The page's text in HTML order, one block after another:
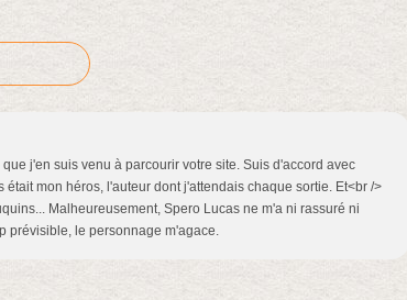
j'en suis venu à parcourir votre site. Suis d'accord avec
mon héros, l'auteur dont j'attendais chaque sortie. Et<br />
Malheureusement, Spero Lucas ne m'a ni rassuré ni
prévisible, le personnage m'agace.